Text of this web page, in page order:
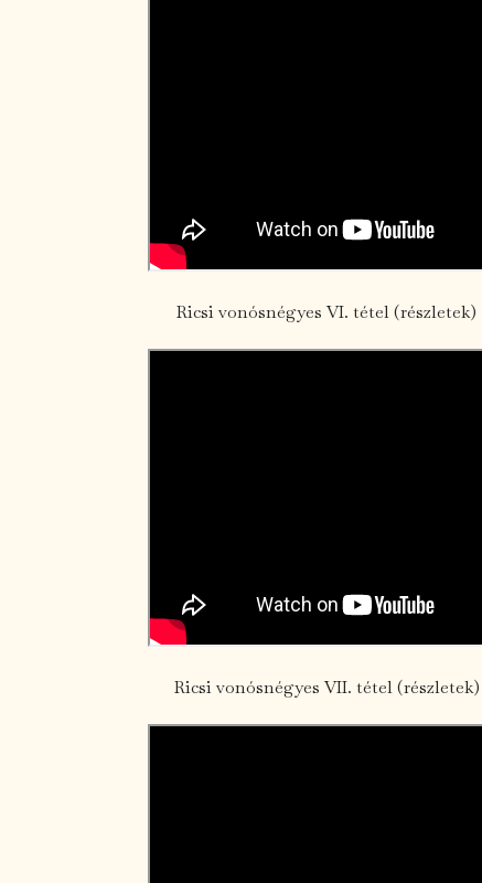
Ricsi vonósnégyes VI. tétel (részletek)
Ricsi vonósnégyes VII. tétel (részletek)